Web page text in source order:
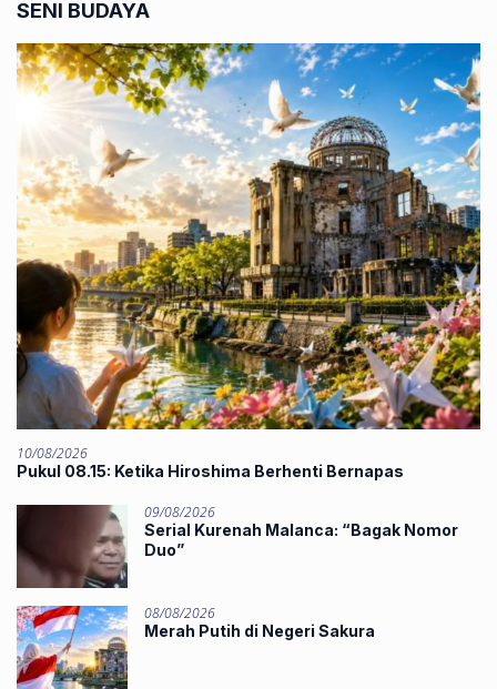
SENI BUDAYA
10/08/2026
Pukul 08.15: Ketika Hiroshima Berhenti Bernapas
09/08/2026
‎Serial Kurenah Malanca: “Bagak Nomor
Duo”
08/08/2026
Merah Putih di Negeri Sakura